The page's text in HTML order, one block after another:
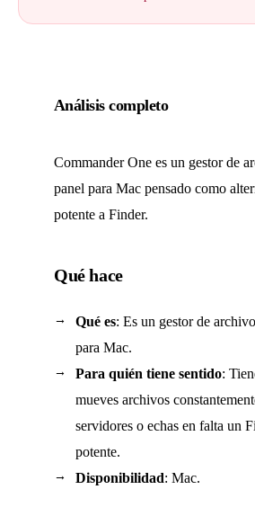
Análisis completo
Commander One es un gestor de
panel para Mac pensado como
potente a Finder.
Qué hace
Qué es: Es un gestor de
para Mac.
Para quién tiene sentido:
mueves archivos
servidores o echas en falta un
potente.
Disponibilidad: Mac.